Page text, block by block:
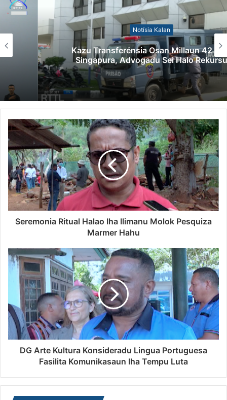
Notísia Kalan
Kazu Transferénsia Osan Millaun 42 Husi
Singapura, Advogadu Sei Halo Rekursu
Seremonia Ritual Halao Iha Ilimanu Molok Pesquiza
Marmer Hahu
DG Arte Kultura Konsideradu Lingua Portuguesa
Fasilita Komunikasaun Iha Tempu Luta